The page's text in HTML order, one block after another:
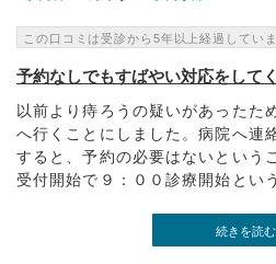
この口コミは受診から5年以上経過していま
予約なしでもすばやい対応をして
以前より痔ろうの疑いがあったた
へ行くことにしました。病院へ連
すると、予約の必要はないという
受付開始で９：００診療開始とい
続きを読む